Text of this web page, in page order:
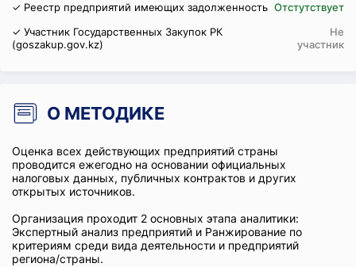
✓ Реестр предприятий имеющих задолженность Отстутствует
✓ Участник Государственных Закупок РК
(goszakup.gov.kz)
Не
участник
О МЕТОДИКЕ
Оценка всех действующих предприятий страны
проводится ежегодно на основании официальных
налоговых данных, публичных контрактов и других
открытых источников.
Организация проходит 2 основных этапа аналитики:
Экспертный анализ предприятий и Ранжирование по
критериям среди вида деятельности и предприятий
региона/страны.